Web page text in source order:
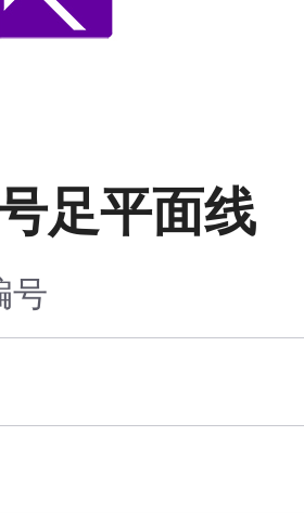
足平面线
号